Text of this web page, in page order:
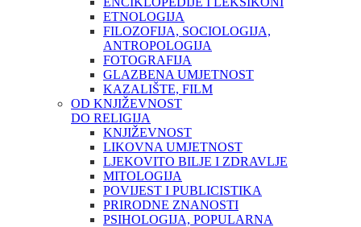
ETNOLOGIJA
FILOZOFIJA, SOCIOLOGIJA,
ANTROPOLOGIJA
FOTOGRAFIJA
GLAZBENA UMJETNOST
KAZALIŠTE, FILM
OD KNJIŽEVNOST
DO RELIGIJA
KNJIŽEVNOST
LIKOVNA UMJETNOST
LJEKOVITO BILJE I ZDRAVLJE
MITOLOGIJA
POVIJEST I PUBLICISTIKA
PRIRODNE ZNANOSTI
PSIHOLOGIJA, POPULARNA